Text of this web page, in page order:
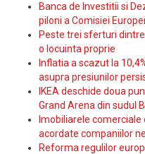
Banca de Investitii si
piloni a Comisiei
Peste trei sferturi
o locuinta proprie
Inflatia a scazut la
asupra presiunilor
IKEA deschide doua
Grand Arena din sudul
Imobiliarele
acordate companiilor
Reforma regulilor